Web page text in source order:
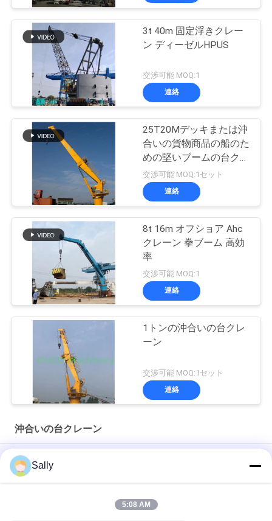
3t 40m 固定浮きクレー
ン ディーゼルHPUS
交渉可能 MOQ:1
連絡
25T20Mデッキまたは沖
合いの貨物商品の船のた
めの堅いブームの台クレ
ーン
交渉可能 MOQ:1セット
連絡
8t 16m オフショア Ahc
クレーン 拳ブーム 高効
率
交渉可能 MOQ:1
連絡
1トンの沖合いの台クレ
ーン
交渉可能 MOQ:1セット
連絡
沖合いの台クレーン
2.85T14M 離陸用関節式ブームクレーン
9t 16.3m 効率的な貨物処理のための船上クレーン
スペース保存の折り畳み式の望遠鏡の沖合いの台クレーン指の
Sally
5:08 AM